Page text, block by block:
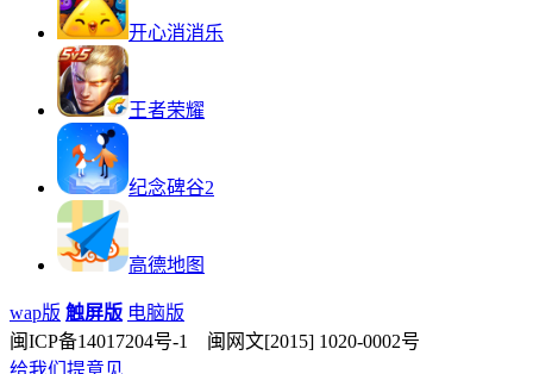
开心消消乐
王者荣耀
纪念碑谷2
高德地图
wap版 触屏版 电脑版
闽ICP备14017204号-1 闽网文[2015] 1020-0002号
给我们提意见